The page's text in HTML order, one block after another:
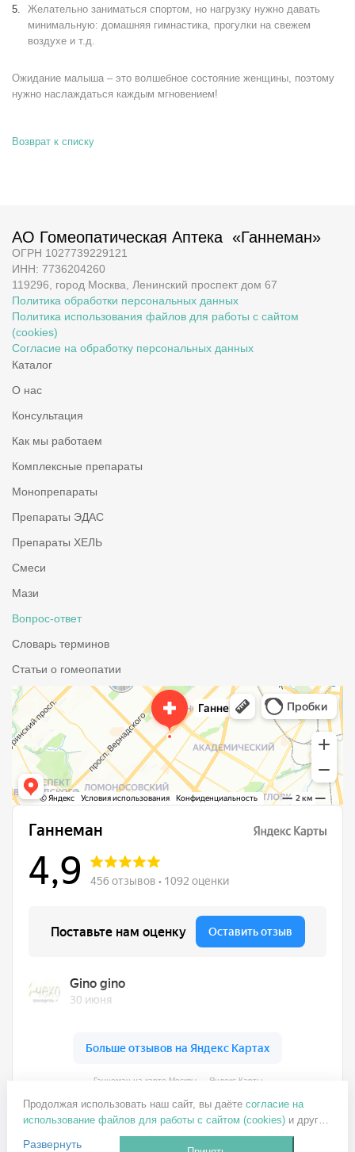
Желательно заниматься спортом, но нагрузку нужно давать
минимальную: домашняя гимнастика, прогулки на свежем
воздухе и т.д.
Ожидание малыша – это волшебное состояние женщины, поэтому
нужно наслаждаться каждым мгновением!
Возврат к списку
АО Гомеопатическая Аптека «Ганнеман»
ОГРН 1027739229121
ИНН: 7736204260
119296, город Москва, Ленинский проспект дом 67
Политика обработки персональных данных
Политика использования файлов для работы с сайтом
(cookies)
Согласие на обработку персональных данных
Каталог
О нас
Консультация
Как мы работаем
Комплексные препараты
Монопрепараты
Препараты ЭДАС
Препараты ХЕЛЬ
Смеси
Мази
Вопрос-ответ
Словарь терминов
Статьи о гомеопатии
Ганнеман на карте Москвы — Яндекс Карты
+7 499 137-77-82
ganneman@mail.ru
Продолжая использовать наш сайт, вы даёте согласие на
использование файлов для работы с сайтом (cookies)и других
пользовательских данных (включая IP-адрес, сведения о
Развернуть